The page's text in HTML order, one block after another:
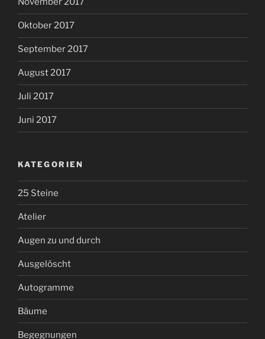
Oktober 2017
September 2017
August 2017
Juli 2017
Juni 2017
KATEGORIEN
25 Steine
Atelier
Augen zu und durch
Ausgelöscht
Autogramme
Bäume
Begegnungen